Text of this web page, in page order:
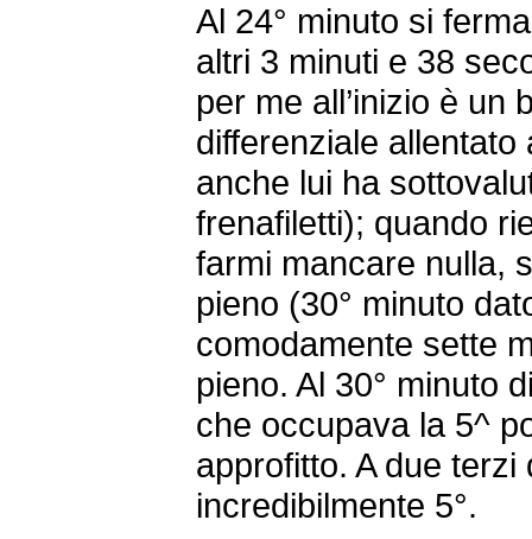
Al 24° minuto si
altri 3 minuti e 38
per me all’inizio è un
differenziale
anche lui ha
frenafiletti); quando
farmi mancare nulla,
pieno (30° minuto
comodamente sette
pieno. Al 30° minuto
che occupava la 5^
approfitto. A due terzi
incredibilmente 5°.